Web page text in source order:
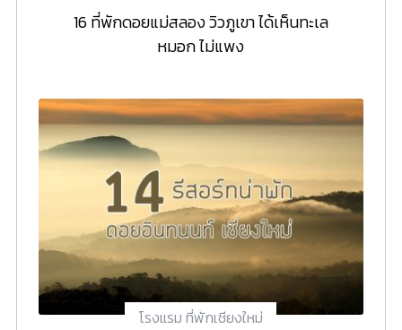
16 ที่พักดอยแม่สลอง วิวภูเขา ได้เห็นทะเล
หมอก ไม่แพง
โรงแรม ที่พักเชียงใหม่